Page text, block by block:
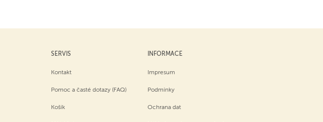
SERVIS
Kontakt
Pomoc a časté dotazy (FAQ)
Košík
INFORMACE
Impresum
Podmínky
Ochrana dat